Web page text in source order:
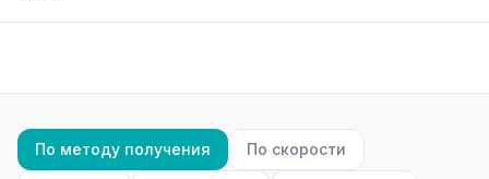
По методу получения По скорости